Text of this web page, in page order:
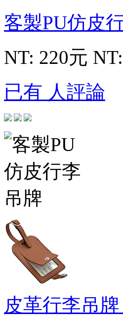
客製PU仿皮
NT: 220元
已有 人評論
皮革行李吊牌